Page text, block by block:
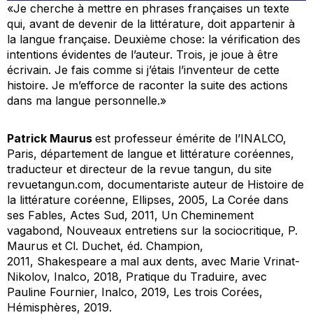
«Je cherche à mettre en phrases françaises un texte
qui, avant de devenir de la littérature, doit appartenir à
la langue française. Deuxième chose: la vérification des
intentions évidentes de l’auteur. Trois, je joue à être
écrivain. Je fais comme si j’étais l’inventeur de cette
histoire. Je m’efforce de raconter la suite des actions
dans ma langue personnelle.»
Patrick Maurus est professeur émérite de l’INALCO,
Paris, département de langue et littérature coréennes,
traducteur et directeur de la revue tangun, du site
revuetangun.com, documentariste auteur de Histoire de
la littérature coréenne, Ellipses, 2005, La Corée dans
ses Fables, Actes Sud, 2011, Un Cheminement
vagabond, Nouveaux entretiens sur la sociocritique, P.
Maurus et Cl. Duchet, éd. Champion,
2011, Shakespeare a mal aux dents, avec Marie Vrinat-
Nikolov, Inalco, 2018, Pratique du Traduire, avec
Pauline Fournier, Inalco, 2019, Les trois Corées,
Hémisphères, 2019.